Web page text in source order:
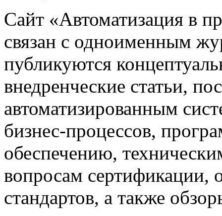
Сайт «Автоматизация в
связан с одноименным
публикуются
внедренческие статьи,
автоматизированным
бизнес-процессов,
обеспечению,
вопросам
стандартов, а также